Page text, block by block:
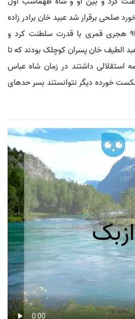
صلحی برقرار شد عبید خان برادر زاده
شیبک خان که تا سال ۹۴۶ هجری قمری با قدرت سلطنت کرد و
الطیف خان پسران کوچلک بودند که تا
نیمه استقلالی داشتند در زمان شاه عباس
خورده دیگر نتوانستند بسر حدهای